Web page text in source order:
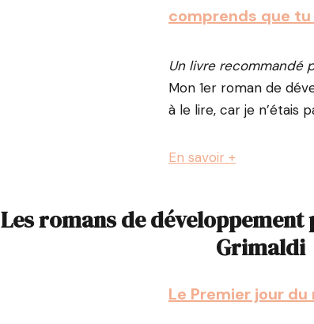
comprends que tu
Un livre recommandé
Mon 1er roman de
à le lire, car je n’étais
En savoir +
Les romans de
Grimaldi
Le Premier jour